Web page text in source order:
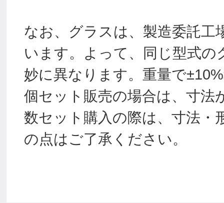
なお、グラスは、製造委託
います。よって、同じ型式
妙に異なります。重量で
個セット販売の場合は、寸法
数セット購入の際は、寸法・
の点はご了承ください。